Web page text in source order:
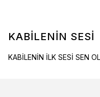
KABİLENİN SESİ
KABİLENİN İLK SESİ SEN